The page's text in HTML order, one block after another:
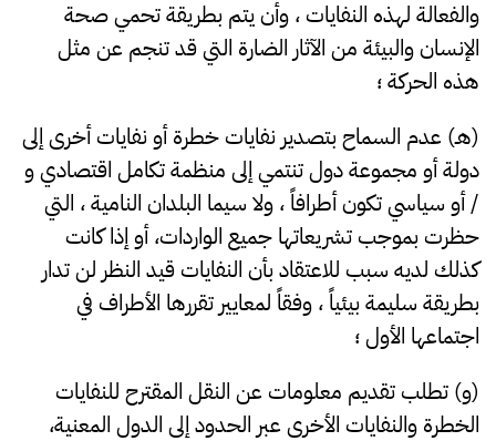
والفعالة لهذه النفايات ، وأن يتم بطريقة تحمي صحة
الإنسان والبيئة من الآثار الضارة التي قد تنجم عن مثل
هذه الحركة ؛
(هـ) عدم السماح بتصدير نفايات خطرة أو نفايات أخرى إلى
دولة أو مجموعة دول تنتمي إلى منظمة تكامل اقتصادي و
/ أو سياسي تكون أطرافاً ، ولا سيما البلدان النامية ، التي
حظرت بموجب تشريعاتها جميع الواردات، أو إذا كانت
كذلك لديه سبب للاعتقاد بأن النفايات قيد النظر لن تدار
بطريقة سليمة بيئياً ، وفقاً لمعايير تقررها الأطراف في
اجتماعها الأول ؛
(و) تطلب تقديم معلومات عن النقل المقترح للنفايات
الخطرة والنفايات الأخرى عبر الحدود إلى الدول المعنية،